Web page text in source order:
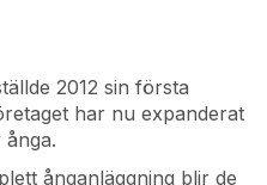
2012 sin första
har nu expanderat
ånganläggning blir de